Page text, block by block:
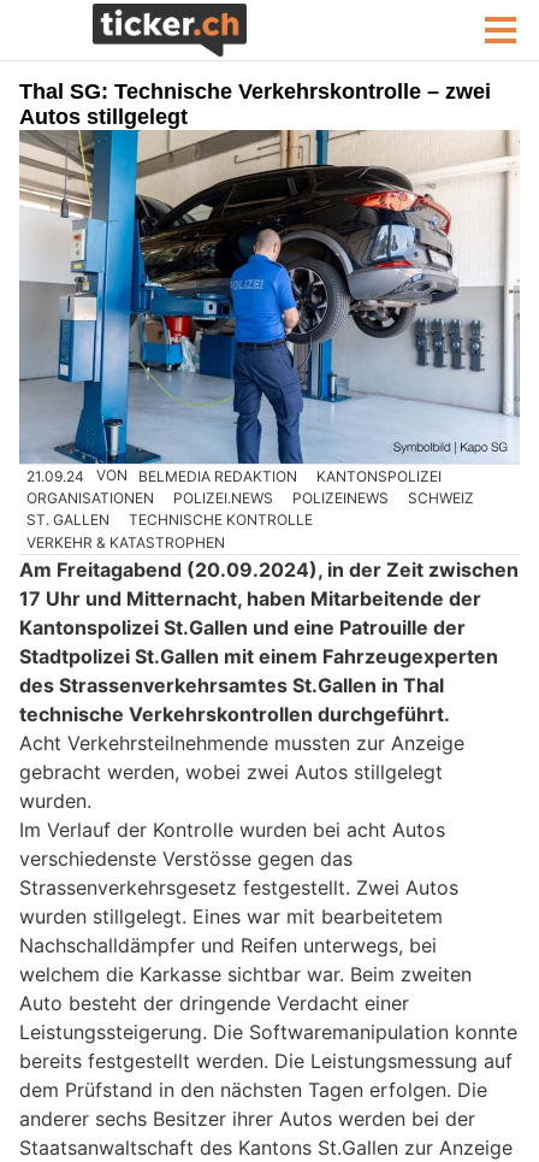
Thal SG: Technische Verkehrskontrolle – zwei
Autos stillgelegt
21.09.24 VON BELMEDIA REDAKTION
KANTONSPOLIZEI
ORGANISATIONEN
POLIZEI.NEWS POLIZEINEWS
SCHWEIZ
ST. GALLEN
TECHNISCHE KONTROLLE
VERKEHR & KATASTROPHEN
Am Freitagabend (20.09.2024), in der Zeit zwischen
17 Uhr und Mitternacht, haben Mitarbeitende der
Kantonspolizei St.Gallen und eine Patrouille der
Stadtpolizei St.Gallen mit einem Fahrzeugexperten
des Strassenverkehrsamtes St.Gallen in Thal
technische Verkehrskontrollen durchgeführt.
Acht Verkehrsteilnehmende mussten zur Anzeige
gebracht werden, wobei zwei Autos stillgelegt
wurden.
Im Verlauf der Kontrolle wurden bei acht Autos
verschiedenste Verstösse gegen das
Strassenverkehrsgesetz festgestellt. Zwei Autos
wurden stillgelegt. Eines war mit bearbeitetem
Nachschalldämpfer und Reifen unterwegs, bei
welchem die Karkasse sichtbar war. Beim zweiten
Auto besteht der dringende Verdacht einer
Leistungssteigerung. Die Softwaremanipulation konnte
bereits festgestellt werden. Die Leistungsmessung auf
dem Prüfstand in den nächsten Tagen erfolgen. Die
anderer sechs Besitzer ihrer Autos werden bei der
Staatsanwaltschaft des Kantons St.Gallen zur Anzeige